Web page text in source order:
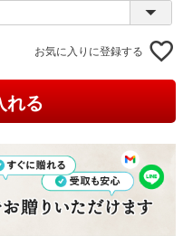
お気に入りに登録する
れる